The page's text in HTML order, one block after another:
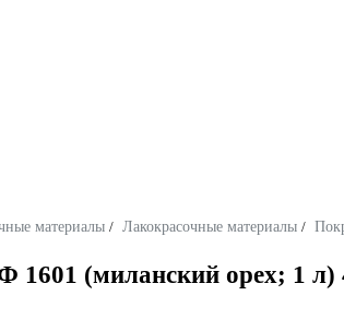
материалы / Лакокрасочные материалы /
(миланский орех; 1 л)